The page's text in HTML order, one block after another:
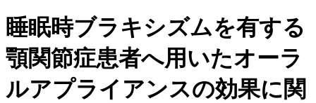
睡眠時ブラキシズムを有する
顎関節症患者へ用いたオーラ
ルアプライアンスの効果に関